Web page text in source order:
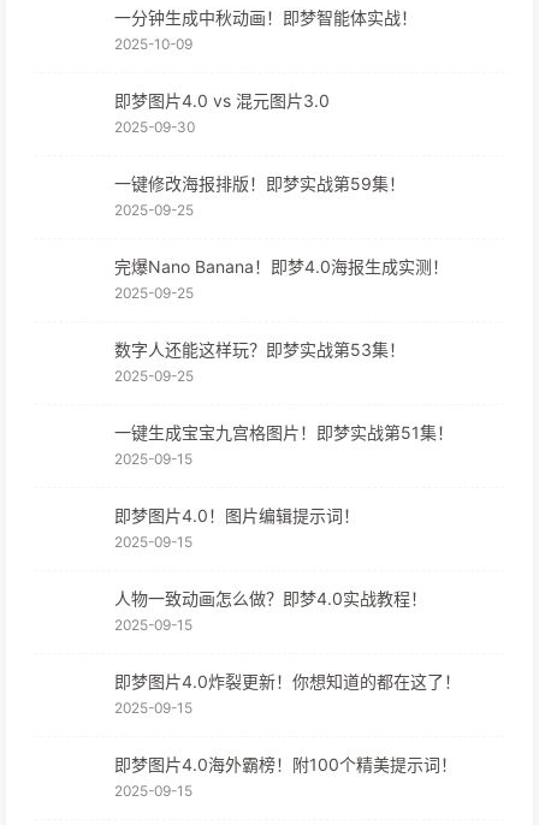
一分钟生成中秋动画！即梦智能体实战！
2025-10-09
即梦图片4.0 vs 混元图片3.0
2025-09-30
一键修改海报排版！即梦实战第59集！
2025-09-25
完爆Nano Banana！即梦4.0海报生成实测！
2025-09-25
数字人还能这样玩？即梦实战第53集！
2025-09-25
一键生成宝宝九宫格图片！即梦实战第51集！
2025-09-15
即梦图片4.0！图片编辑提示词！
2025-09-15
人物一致动画怎么做？即梦4.0实战教程！
2025-09-15
即梦图片4.0炸裂更新！你想知道的都在这了！
2025-09-15
即梦图片4.0海外霸榜！附100个精美提示词！
2025-09-15